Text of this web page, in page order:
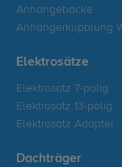
Anhängeböcke
Anhängerkupplung
Elektrosätze
Elektrosatz 7-polig
Elektrosatz 13-polig
Elektrosatz Adapter
Dachträger